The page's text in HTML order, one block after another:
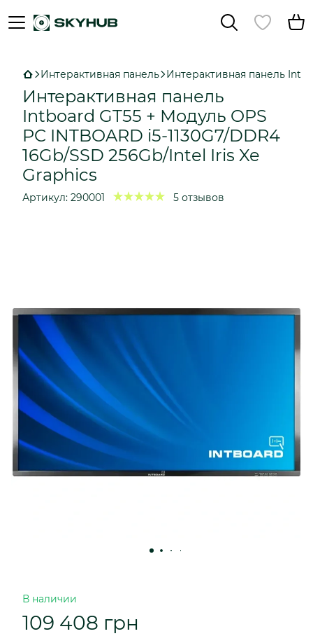
Интерактивная панель Интерактивная панель
Интерактивная панель
Intboard GT55 + Модуль OPS
PC INTBOARD i5-1130G7/DDR4
16Gb/SSD 256Gb/Intel Iris Xe
Graphics
Артикул: 290001 5 отзывов
В наличии
109 408 грн